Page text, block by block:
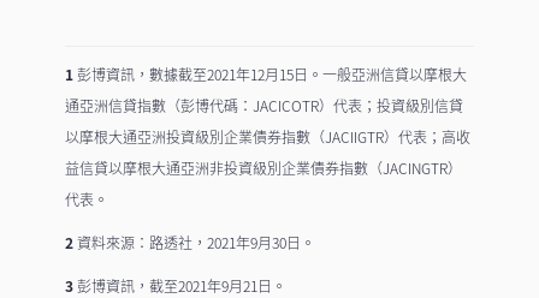
1彭博資訊，數據截至2021年12月15日。一般亞洲信貸以摩根大
通亞洲信貸指數（彭博代碼：JACICOTR）代表；投資級別信貸
以摩根大通亞洲投資級別企業債券指數（JACIIGTR）代表；高收
益信貸以摩根大通亞洲非投資級別企業債券指數（JACINGTR）
代表。
2資料來源：路透社，2021年9月30日。
3彭博資訊，截至2021年9月21日。